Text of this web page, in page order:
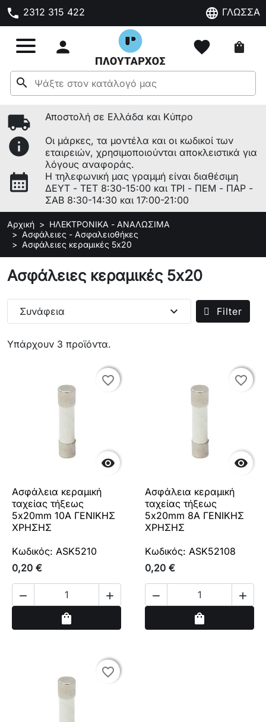
phone 2312 315 422 language ΓΛΩΣΣΑ
 favorite shopping_bag
search
local_shipping Αποστολή σε Ελλάδα και Κύπρο
info
Οι μάρκες, τα μοντέλα και οι κωδικοί των
εταιρειών, χρησιμοποιούνται αποκλειστικά για
λόγους αναφοράς.
calendar_month
Η τηλεφωνική μας γραμμή είναι διαθέσιμη
ΔΕΥΤ - ΤΕΤ 8:30-15:00 και ΤΡΙ - ΠΕΜ - ΠΑΡ -
ΣΑΒ 8:30-14:30 και 17:00-21:00
Αρχική
ΗΛΕΚΤΡΟΝΙΚΑ - ΑΝΑΛΩΣΙΜΑ
Ασφάλειες - Ασφαλειοθήκες
Ασφάλειες κεραμικές 5x20
Ασφάλειες κεραμικές 5x20
Υπάρχουν 3 προϊόντα.
Συνάφεια expand_more Filter

favorite_border
favorite_border
Ασφάλεια κεραμική
ταχείας τήξεως
5x20mm 10A ΓΕΝΙΚΗΣ
ΧΡΗΣΗΣ
Κωδικός: ASK5210
0,20 €
 
shopping_bag

favorite_border
favorite_border
Ασφάλεια κεραμική
ταχείας τήξεως
5x20mm 8A ΓΕΝΙΚΗΣ
ΧΡΗΣΗΣ
Κωδικός: ASK52108
0,20 €
 
shopping_bag
favorite_border
favorite_border